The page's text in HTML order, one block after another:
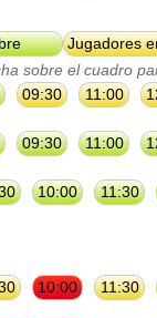
Jugadores
sobre el cuadro
09:30 11:00
09:30 11:00
10:00 11:30
10:00 11:30